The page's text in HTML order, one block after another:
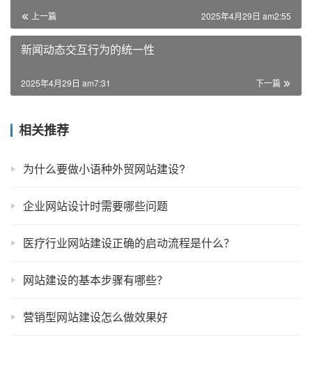
上一篇 2025年4月29日 am2:55
新闻动态交互行为的统一性
下一篇
2025年4月29日 am7:31
相关推荐
为什么要做小语种外贸网站建设?
企业网站设计时需要哪些问题
医疗行业网站建设正确的启动流程是什么？
网站建设的基本步骤有哪些？
营销型网站建设怎么做效果好